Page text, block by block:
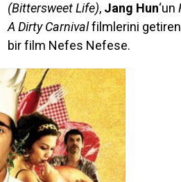
(Bittersweet Life), Jang Hun‘un
A Dirty Carnivalfilmlerini getiren
bir film Nefes Nefese.